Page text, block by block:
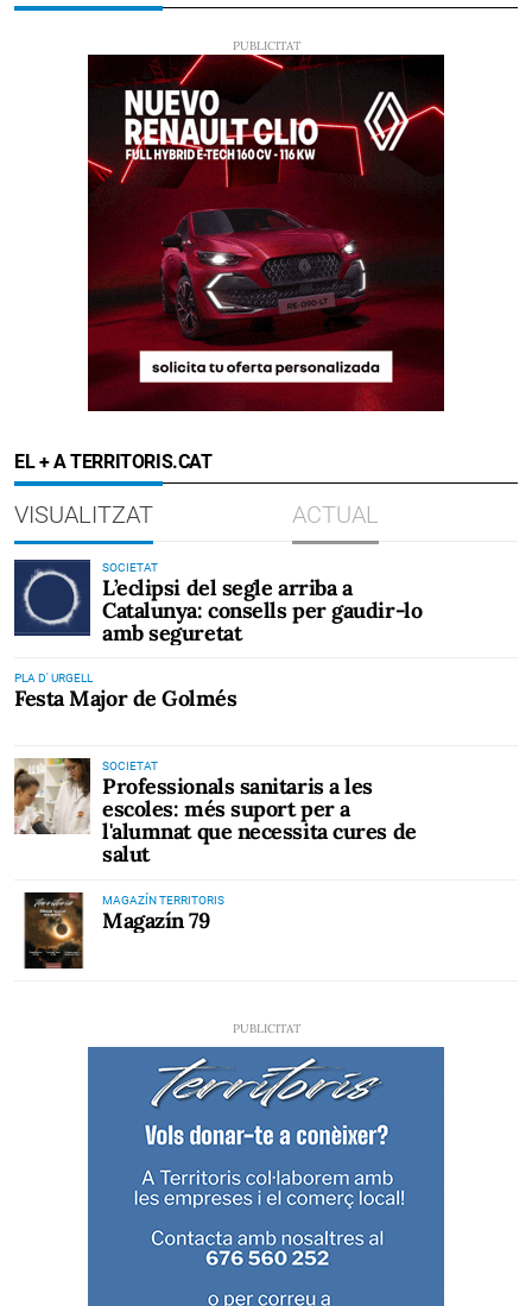
EL + A TERRITORIS.CAT
VISUALITZAT ACTUAL
SOCIETAT
L’eclipsi del segle arriba a
Catalunya: consells per gaudir-lo
amb seguretat
PLA D' URGELL
Festa Major de Golmés
SOCIETAT
Professionals sanitaris a les
escoles: més suport per a
l'alumnat que necessita cures de
salut
MAGAZÍN TERRITORIS
Magazín 79